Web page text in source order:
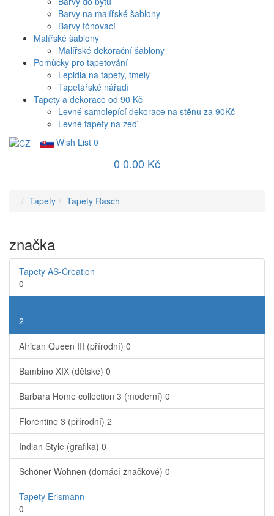
Barvy na malířské šablony
Barvy tónovací
Malířské šablony
Malířské dekorační šablony
Pomůcky pro tapetování
Lepidla na tapety, tmely
Tapetářské nářadí
Tapety a dekorace od 90 Kč
Levné samolepící dekorace na stěnu za 90Kč
Levné tapety na zeď
Wish List 0
0 0.00 Kč
Tapety Tapety Rasch
značka
Tapety AS-Creation
0
2
African Queen III (přírodní) 0
Bambino XIX (dětské) 0
Barbara Home collection 3 (moderní) 0
Florentine 3 (přírodní) 2
Indian Style (grafika) 0
Schöner Wohnen (domácí značkové) 0
Tapety Erismann
0